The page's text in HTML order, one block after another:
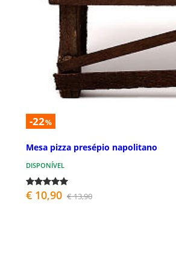
-22%
Mesa pizza presépio napolitano
DISPONÍVEL
€ 10,90 € 13,90